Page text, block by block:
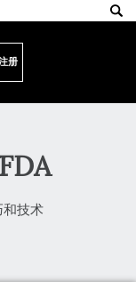
册
和技术